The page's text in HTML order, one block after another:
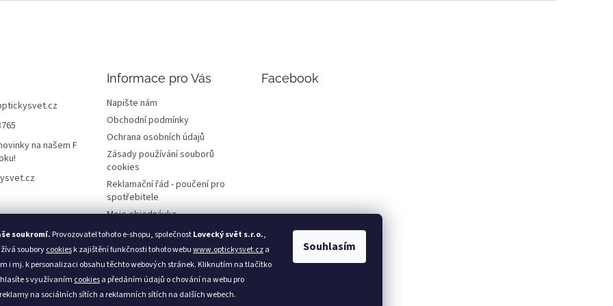
soukromí. Provozovatel tohoto e-shopu, společnostLovecký svět s.r.o.,
souborycookiesk zajištění funkčnosti tohoto webuwww.optickysvet.cza
i mj. k personalizaci obsahu těchto webových stránek. Kliknutím na tlačítko
s využívaním cookiesa předáním údajů o chování na webu pro
na sociálních sítích a reklamních sítích na dalších webech.
Souhlasím
na našem F
Informace pro Vás
Napište nám
Obchodní podmínky
Ochrana osobních údajů
Zásady používání souborů
cookies
Reklamační řád - poučení pro
spotřebitele
Moje objednávka
Facebook
Loveckýsvět.cz